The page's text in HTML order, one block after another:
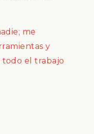
me
y
el trabajo